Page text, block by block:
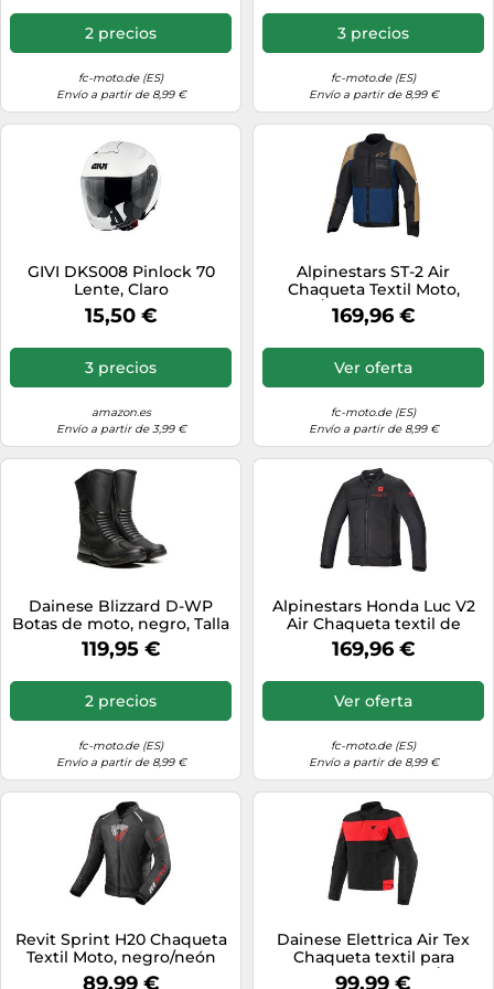
2 precios
fc-moto.de (ES)
Envío a partir de 8,99 €
3 precios
fc-moto.de (ES)
Envío a partir de 8,99 €
GIVI DKS008 Pinlock 70
Lente, Claro
15,50 €
3 precios
amazon.es
Envío a partir de 3,99 €
Alpinestars ST-2 Air
Chaqueta Textil Moto,
Caqui/Azul marino, Talla S
169,96 €
Ver oferta
fc-moto.de (ES)
Envío a partir de 8,99 €
Dainese Blizzard D-WP
Botas de moto, negro, Talla
41
119,95 €
2 precios
fc-moto.de (ES)
Envío a partir de 8,99 €
Alpinestars Honda Luc V2
Air Chaqueta textil de
motocicleta, negro/rojo,
Talla M
169,96 €
Ver oferta
fc-moto.de (ES)
Envío a partir de 8,99 €
Revit Sprint H20 Chaqueta
Textil Moto, negro/neón
rojo, Talla XXL
89,99 €
Dainese Elettrica Air Tex
Chaqueta textil para
motocicletas, negro/rojo,
99,99 €